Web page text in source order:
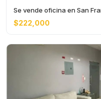
Se vende oficina en San
$222,000